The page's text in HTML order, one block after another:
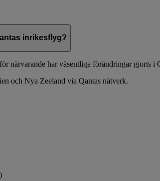
inrikesflyg?
närvarande har väsentliga förändringar gjorts i
och Nya Zeeland via Qantas nätverk.